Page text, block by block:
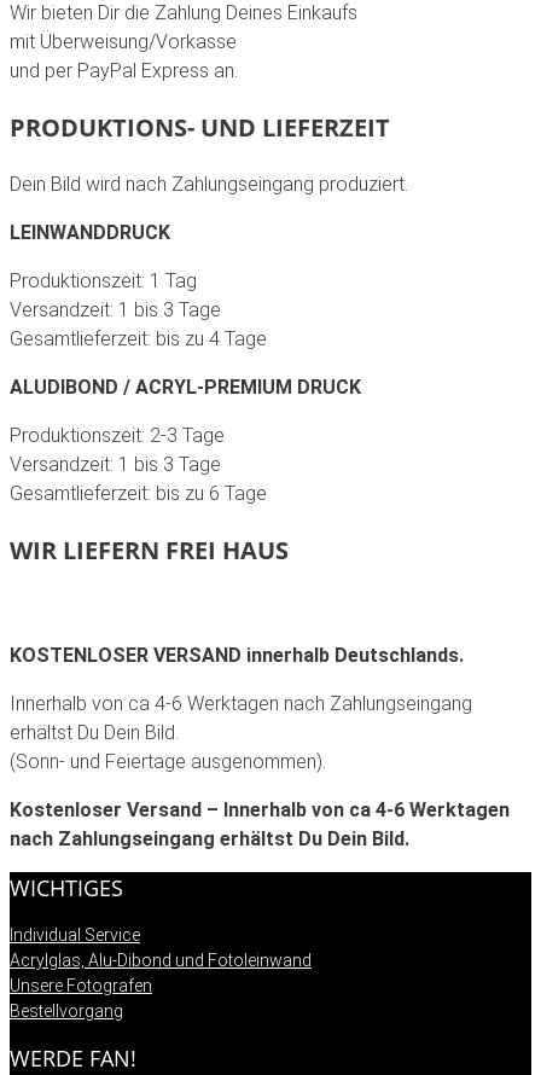
Wir bieten Dir die Zahlung Deines Einkaufs
mit Überweisung/Vorkasse
und per PayPal Express an.
PRODUKTIONS- UND LIEFERZEIT
Dein Bild wird nach Zahlungseingang produziert.
LEINWANDDRUCK
Produktionszeit: 1 Tag
Versandzeit: 1 bis 3 Tage
Gesamtlieferzeit: bis zu 4 Tage
ALUDIBOND / ACRYL-PREMIUM DRUCK
Produktionszeit: 2-3 Tage
Versandzeit: 1 bis 3 Tage
Gesamtlieferzeit: bis zu 6 Tage
WIR LIEFERN FREI HAUS
KOSTENLOSER VERSAND innerhalb Deutschlands.
Innerhalb von ca 4-6 Werktagen nach Zahlungseingang
erhältst Du Dein Bild.
(Sonn- und Feiertage ausgenommen).
Kostenloser Versand – Innerhalb von ca 4-6 Werktagen
nach Zahlungseingang erhältst Du Dein Bild.
WICHTIGES
Individual Service
Acrylglas, Alu-Dibond und Fotoleinwand
Unsere Fotografen
Bestellvorgang
WERDE FAN!